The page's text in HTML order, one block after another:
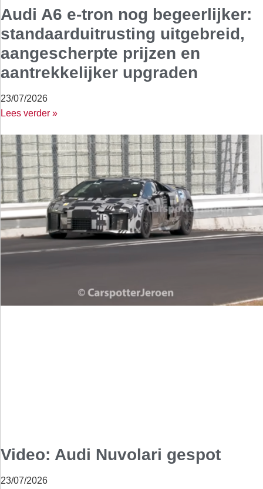
Audi A6 e-tron nog begeerlijker:
standaarduitrusting uitgebreid,
aangescherpte prijzen en
aantrekkelijker upgraden
23/07/2026
Lees verder »
Video: Audi Nuvolari gespot
23/07/2026